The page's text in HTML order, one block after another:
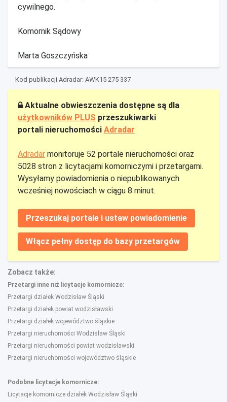
cywilnego.
Komornik Sądowy
Marta Goszczyńska
Kod publikacji Adradar: AWK15 275 337
Aktualne obwieszczenia dostępne są dla
użytkowników PLUS przeszukiwarki
portali nieruchomości Adradar
Adradar monitoruje 52 portale nieruchomości oraz
5028 stron z licytacjami komorniczymi i przetargami.
Wysyłamy powiadomienia o niepublikowanych
wcześniej nowościach w ciągu 8 minut.
Przeszukaj portale i ustaw powiadomienie
Włącz pełny dostęp do bazy przetargów
Zobacz także:
Przetargi inne niż licytacje komornicze:
Przetargi działek Wodzisław Śląski
Przetargi działek powiat wodzisławski
Przetargi działek województwo śląskie
Przetargi nieruchomości Wodzisław Śląski
Przetargi nieruchomości powiat wodzisławski
Przetargi nieruchomości województwo śląskie
Podobne licytacje komornicze:
Licytacje komornicze działek Wodzisław Śląski